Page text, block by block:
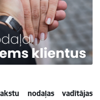
nodaļas vadītājas